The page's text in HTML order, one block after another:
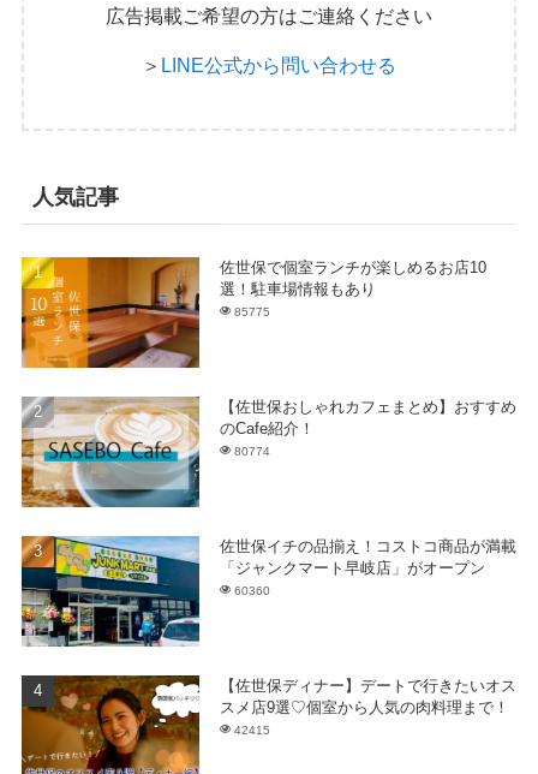
広告掲載ご希望の方はご連絡ください
＞ LINE公式から問い合わせる
人気記事
佐世保で個室ランチが楽しめるお店10
選！駐車場情報もあり
85775
【佐世保おしゃれカフェまとめ】おすすめ
のCafe紹介！
80774
佐世保イチの品揃え！コストコ商品が満載
「ジャンクマート早岐店」がオープン
60360
【佐世保ディナー】デートで行きたいオス
スメ店9選♡個室から人気の肉料理まで！
42415